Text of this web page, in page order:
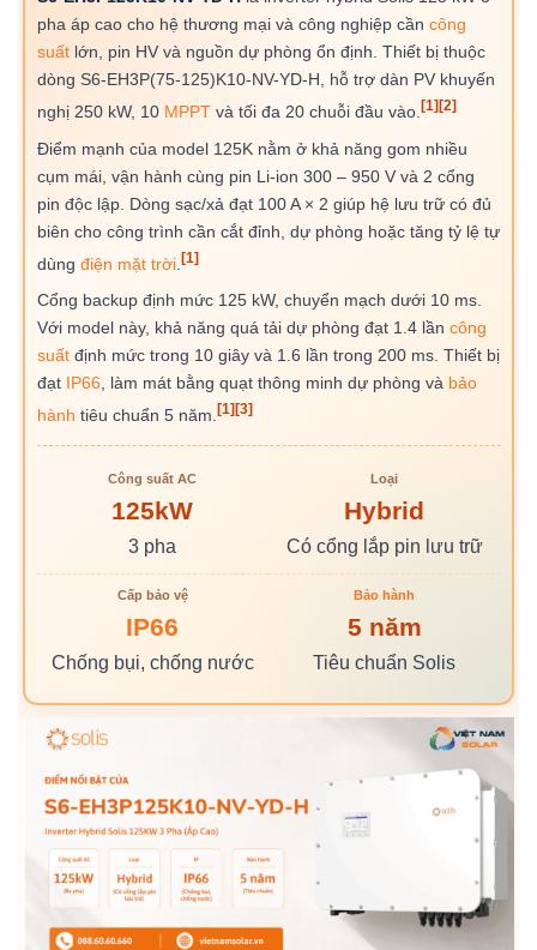
pha áp cao cho hệ thương mại và công nghiệp cần công
suấtlớn, pin HV và nguồn dự phòng ổn định. Thiết bị thuộc
dòng S6-EH3P(75-125)K10-NV-YD-H, hỗ trợ dàn PV khuyến
nghị 250 kW, 10 MPPTvà tối đa 20 chuỗi đầu vào. [1][2]
Điểm mạnh của model 125K nằm ở khả năng gom nhiều
cụm mái, vận hành cùng pin Li-ion 300 – 950 V và 2 cổng
pin độc lập. Dòng sạc/xả đạt 100 A × 2 giúp hệ lưu trữ có đủ
biên cho công trình cần cắt đỉnh, dự phòng hoặc tăng tỷ lệ tự
dùng điện mặt trời. [1]
Cổng backup định mức 125 kW, chuyển mạch dưới 10 ms.
Với model này, khả năng quá tải dự phòng đạt 1.4 lần công
suấtđịnh mức trong 10 giây và 1.6 lần trong 200 ms. Thiết bị
đạt IP66 , làm mát bằng quạt thông minh dự phòng và bảo
hành tiêu chuẩn 5 năm. [1] [3]
Công suất AC
125kW
3 pha
Loại
Hybrid
Có cổng lắp pin lưu trữ
Cấp bảo vệ
IP66
Chống bụi, chống nước
Bảo hành
5 năm
Tiêu chuẩn Solis